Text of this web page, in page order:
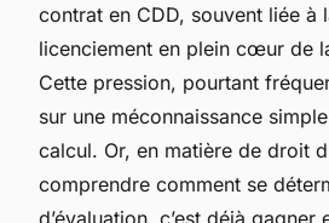
contrat en CDD, souvent liée à
licenciement en plein cœur de
Cette pression, pourtant
sur une méconnaissance
calcul. Or, en matière de droit
comprendre comment se
d’évaluation, c’est déjà gagner